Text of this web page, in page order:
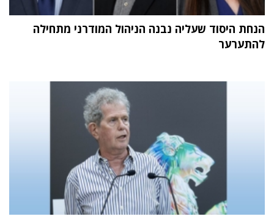
הנחת היסוד שעליה נבנה הניהול המודרני מתחילה
להתערער